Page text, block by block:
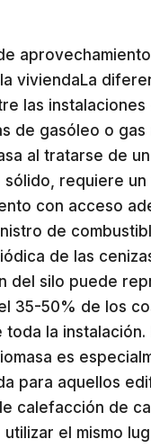
viviendaLa
las instalaciones
de gasóleo o gas
al tratarse de un
sólido, requiere un
con acceso
de
de las
del silo puede
35-50% de los
toda la instalación.
es
para aquellos
calefacción de
el mismo